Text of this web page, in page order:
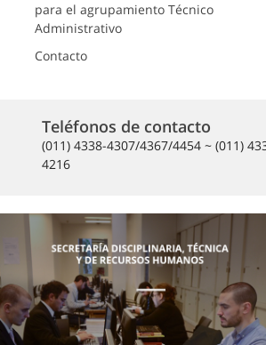
para el agrupamiento Técnico
Administrativo
Contacto
Teléfonos de contacto
(011) 4338-4307/4367/4454 ~ (011)
4216